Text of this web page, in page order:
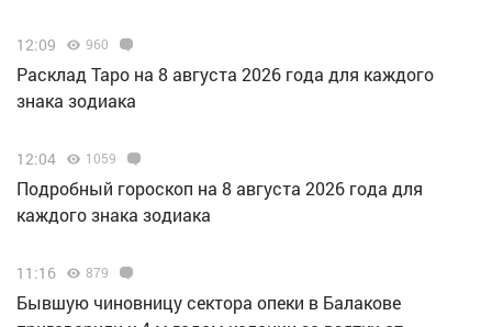
12:09 960
Расклад Таро на 8 августа 2026 года для каждого
знака зодиака
12:04 1059
Подробный гороскоп на 8 августа 2026 года для
каждого знака зодиака
11:16 879
Бывшую чиновницу сектора опеки в Балакове